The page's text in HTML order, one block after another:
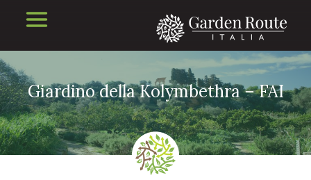
Giardino della Kolymbethra – FAI